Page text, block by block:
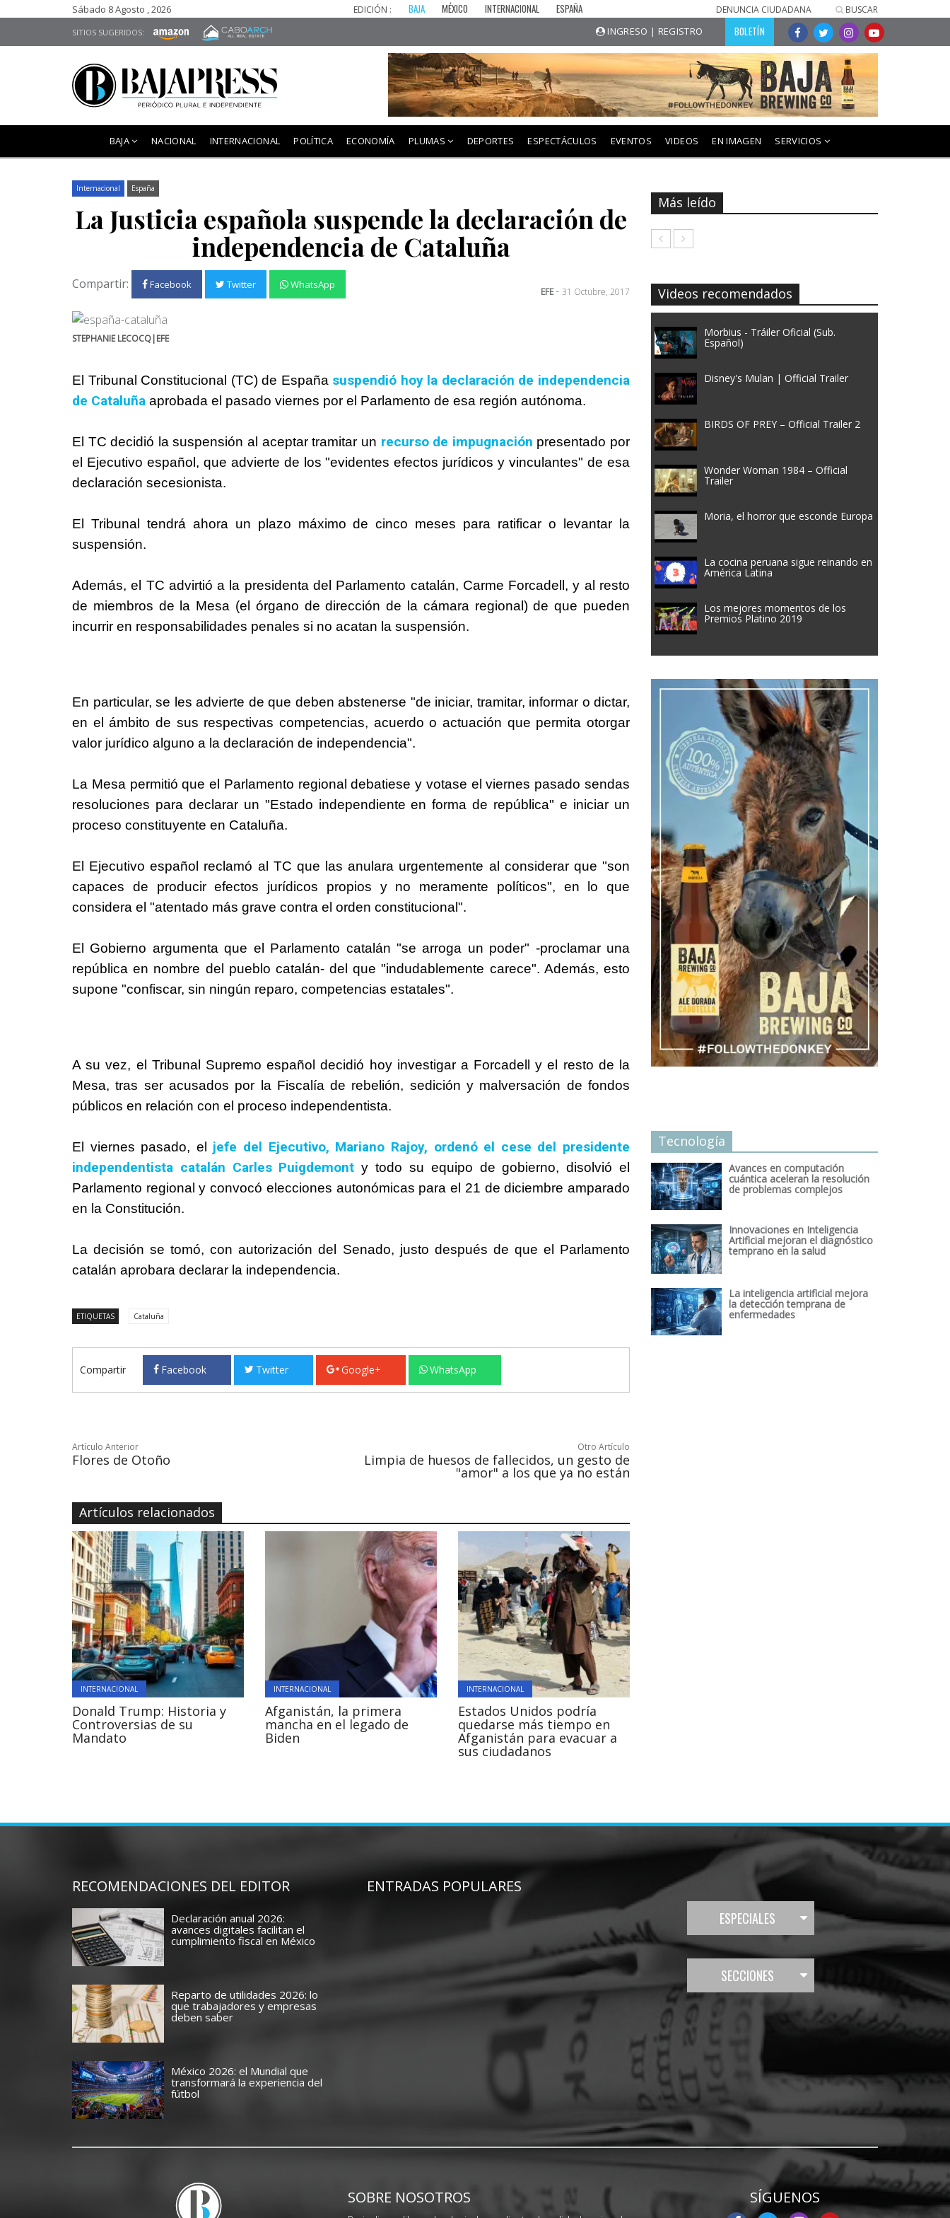
Sábado 8 Agosto , 2026 EDICIÓN : BAJA MÉXICO INTERNACIONAL ESPAÑA DENUNCIA CIUDADANA BUSCAR
SITIOS SUGERIDOS: INGRESO | REGISTRO BOLETÍN
BAJA NACIONAL INTERNACIONAL POLÍTICA ECONOMÍA PLUMAS DEPORTES ESPECTÁCULOS EVENTOS VIDEOS EN IMAGEN SERVICIOS
Internacional España
La Justicia española suspende la declaración de
independencia de Cataluña
Compartir: Facebook Twitter WhatsApp
EFE- 31 Octubre, 2017
STEPHANIE LECOCQ|EFE
El Tribunal Constitucional (TC) de España suspendió hoy la declaración de independencia
de Cataluña aprobada el pasado viernes por el Parlamento de esa región autónoma.
El TC decidió la suspensión al aceptar tramitar un recurso de impugnación presentado por
el Ejecutivo español, que advierte de los "evidentes efectos jurídicos y vinculantes" de esa
declaración secesionista.
El Tribunal tendrá ahora un plazo máximo de cinco meses para ratificar o levantar la
suspensión.
Además, el TC advirtió a la presidenta del Parlamento catalán, Carme Forcadell, y al resto
de miembros de la Mesa (el órgano de dirección de la cámara regional) de que pueden
incurrir en responsabilidades penales si no acatan la suspensión.
En particular, se les advierte de que deben abstenerse "de iniciar, tramitar, informar o dictar,
en el ámbito de sus respectivas competencias, acuerdo o actuación que permita otorgar
valor jurídico alguno a la declaración de independencia".
La Mesa permitió que el Parlamento regional debatiese y votase el viernes pasado sendas
resoluciones para declarar un "Estado independiente en forma de república" e iniciar un
proceso constituyente en Cataluña.
El Ejecutivo español reclamó al TC que las anulara urgentemente al considerar que "son
capaces de producir efectos jurídicos propios y no meramente políticos", en lo que
considera el "atentado más grave contra el orden constitucional".
El Gobierno argumenta que el Parlamento catalán "se arroga un poder" -proclamar una
república en nombre del pueblo catalán- del que "indudablemente carece". Además, esto
supone "confiscar, sin ningún reparo, competencias estatales".
A su vez, el Tribunal Supremo español decidió hoy investigar a Forcadell y el resto de la
Mesa, tras ser acusados por la Fiscalía de rebelión, sedición y malversación de fondos
públicos en relación con el proceso independentista.
El viernes pasado, el jefe del Ejecutivo, Mariano Rajoy, ordenó el cese del presidente
independentista catalán Carles Puigdemont y todo su equipo de gobierno, disolvió el
Parlamento regional y convocó elecciones autonómicas para el 21 de diciembre amparado
en la Constitución.
La decisión se tomó, con autorización del Senado, justo después de que el Parlamento
catalán aprobara declarar la independencia.
ETIQUETAS Cataluña
Compartir Facebook Twitter Google+ WhatsApp
Artículo Anterior
Flores de Otoño
Otro Artículo
Limpia de huesos de fallecidos, un gesto de
"amor" a los que ya no están
Artículos relacionados
INTERNACIONAL
Donald Trump: Historia y
Controversias de su
Mandato
INTERNACIONAL
Afganistán, la primera
mancha en el legado de
Biden
INTERNACIONAL
Estados Unidos podría
quedarse más tiempo en
Afganistán para evacuar a
sus ciudadanos
Más leído
Videos recomendados
Morbius - Tráiler Oficial (Sub.
Español)
Disney's Mulan | Official Trailer
BIRDS OF PREY – Official Trailer 2
Wonder Woman 1984 – Official
Trailer
Moria, el horror que esconde Europa
La cocina peruana sigue reinando en
América Latina
Los mejores momentos de los
Premios Platino 2019
Tecnología
Avances en computación
cuántica aceleran la resolución
de problemas complejos
Innovaciones en Inteligencia
Artificial mejoran el diagnóstico
temprano en la salud
La inteligencia artificial mejora
la detección temprana de
enfermedades
RECOMENDACIONES DEL EDITOR
Declaración anual 2026:
avances digitales facilitan el
cumplimiento fiscal en México
Reparto de utilidades 2026: lo
que trabajadores y empresas
deben saber
México 2026: el Mundial que
transformará la experiencia del
fútbol
ENTRADAS POPULARES
ESPECIALES
SECCIONES
SOBRE NOSOTROS SÍGUENOS